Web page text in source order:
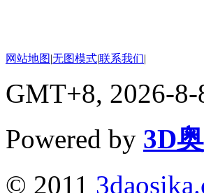
网站地图|无图模式|联系我们|
GMT+8, 2026-8-
Powered by 3D
© 2011